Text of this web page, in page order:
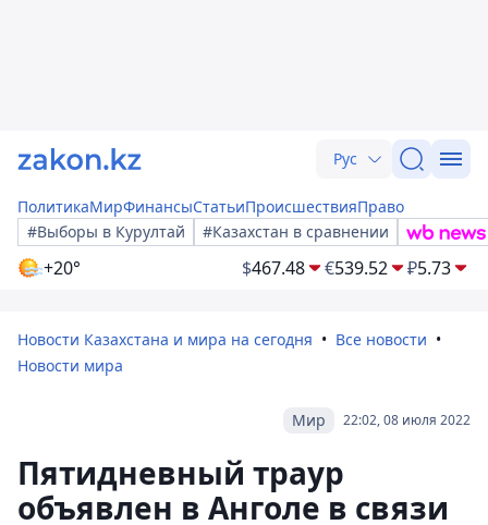
Рус
ПолитикаМирФинансыСтатьиПроисшествияПраво
#Выборы в Курултай
#Казахстан в сравнении
+20° $467.48 €539.52 ₽5.73
Новости Казахстана и мира на сегодня
Все новости
Новости мира
22:02, 08 июля 2022
Мир
Пятидневный траур
объявлен в Анголе в связи